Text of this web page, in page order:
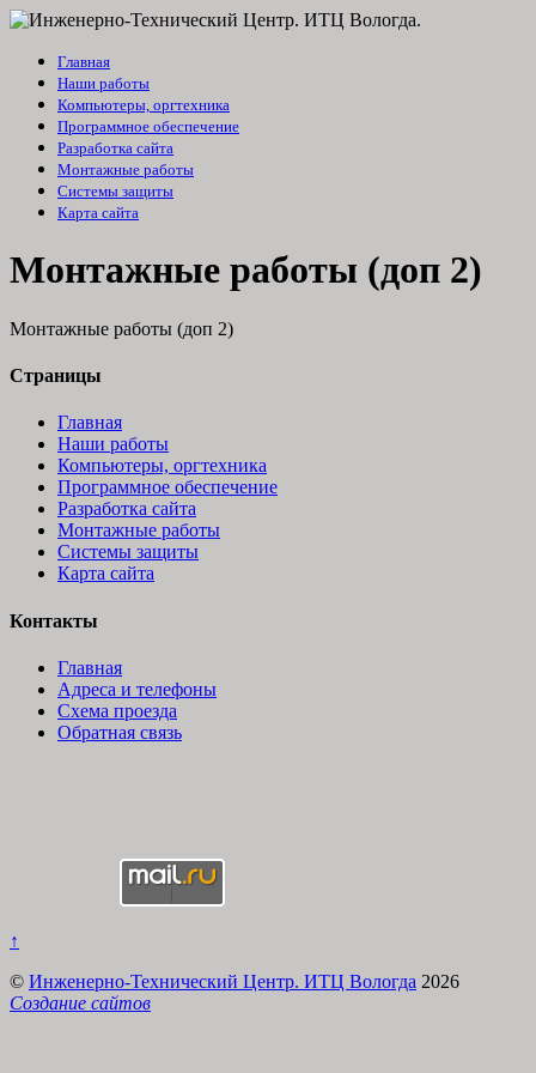
Главная
Наши работы
Компьютеры, оргтехника
Программное обеспечение
Разработка сайта
Монтажные работы
Системы защиты
Карта сайта
Монтажные работы (доп 2)
Монтажные работы (доп 2)
Страницы
Главная
Наши работы
Компьютеры, оргтехника
Программное обеспечение
Разработка сайта
Монтажные работы
Системы защиты
Карта сайта
Контакты
Главная
Адреса и телефоны
Схема проезда
Обратная связь
↑
© Инженерно-Технический Центр. ИТЦ Вологда 2026
Создание сайтов